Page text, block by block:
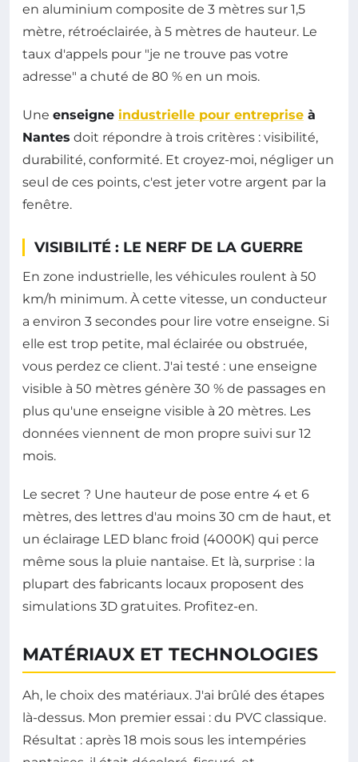
en aluminium composite de 3 mètres sur 1,5
mètre, rétroéclairée, à 5 mètres de hauteur. Le
taux d'appels pour "je ne trouve pas votre
adresse" a chuté de 80 % en un mois.
Une enseigne industrielle pour entreprise à
Nantes doit répondre à trois critères : visibilité,
durabilité, conformité. Et croyez-moi, négliger un
seul de ces points, c'est jeter votre argent par la
fenêtre.
VISIBILITÉ : LE NERF DE LA GUERRE
En zone industrielle, les véhicules roulent à 50
km/h minimum. À cette vitesse, un conducteur
a environ 3 secondes pour lire votre enseigne. Si
elle est trop petite, mal éclairée ou obstruée,
vous perdez ce client. J'ai testé : une enseigne
visible à 50 mètres génère 30 % de passages en
plus qu'une enseigne visible à 20 mètres. Les
données viennent de mon propre suivi sur 12
mois.
Le secret ? Une hauteur de pose entre 4 et 6
mètres, des lettres d'au moins 30 cm de haut, et
un éclairage LED blanc froid (4000K) qui perce
même sous la pluie nantaise. Et là, surprise : la
plupart des fabricants locaux proposent des
simulations 3D gratuites. Profitez-en.
MATÉRIAUX ET TECHNOLOGIES
Ah, le choix des matériaux. J'ai brûlé des étapes
là-dessus. Mon premier essai : du PVC classique.
Résultat : après 18 mois sous les intempéries